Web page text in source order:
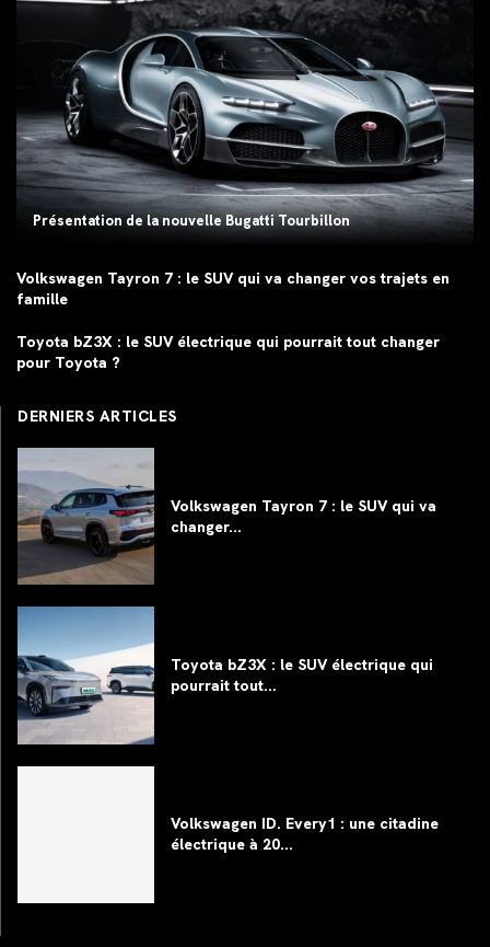
Présentation de la nouvelle Bugatti Tourbillon
Volkswagen Tayron 7 : le SUV qui va changer vos trajets en
famille
Toyota bZ3X : le SUV électrique qui pourrait tout changer
pour Toyota ?
DERNIERS ARTICLES
Volkswagen Tayron 7 : le SUV qui va
changer...
Toyota bZ3X : le SUV électrique qui
pourrait tout...
Volkswagen ID. Every1 : une citadine
électrique à 20...